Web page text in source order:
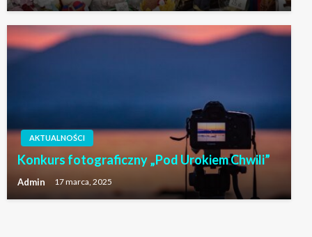
AKTUALNOŚCI
Konkurs fotograficzny „Pod Urokiem Chwili”
Admin 17 marca, 2025